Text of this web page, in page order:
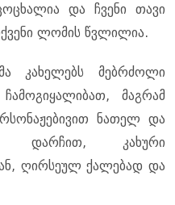
და ჩვენი თავი
ლომის წვლილია.
კახელებს მებრძოლი
მაგრამ
ნათელ და
დარჩით, კახური
ღირსეულ ქალებად და